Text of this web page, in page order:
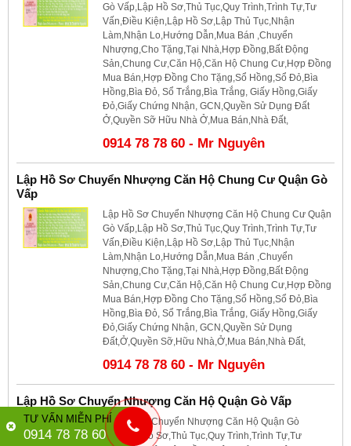
Gò Vấp,Lập Hồ Sơ,Thủ Tục,Quy Trình,Trình Tự,Tư
Vấn,Điều Kiện,Lập Hồ Sơ,Lập Thủ Tục,Nhận
Làm,Nhận Lo,Hướng Dẫn,Mua Bán ,Chuyển
Nhượng,Cho Tặng,Tại Nhà,Hợp Đồng,Bất Động
Sản,Chung Cư,Căn Hộ,Căn Hộ Chung Cư,Hợp Đồng
Mua Bán,Hợp Đồng Cho Tặng,Sổ Hồng,Sổ Đỏ,Bìa
Hồng,Bìa Đỏ, Sổ Trắng,Bìa Trắng, Giấy Hồng,Giấy
Đỏ,Giấy Chứng Nhận, GCN,Quyền Sử Dụng Đất
Ở,Quyền Sỡ Hữu Nhà Ở,Mua Bán,Nhà Đất,
0914 78 78 60 - Mr Nguyên
Lập Hồ Sơ Chuyển Nhượng Căn Hộ Chung Cư Quận Gò
Vấp
Lập Hồ Sơ Chuyển Nhượng Căn Hộ Chung Cư Quận
Gò Vấp,Lập Hồ Sơ,Thủ Tục,Quy Trình,Trình Tự,Tư
Vấn,Điều Kiện,Lập Hồ Sơ,Lập Thủ Tục,Nhận
Làm,Nhận Lo,Hướng Dẫn,Mua Bán ,Chuyển
Nhượng,Cho Tặng,Tại Nhà,Hợp Đồng,Bất Động
Sản,Chung Cư,Căn Hộ,Căn Hộ Chung Cư,Hợp Đồng
Mua Bán,Hợp Đồng Cho Tặng,Sổ Hồng,Sổ Đỏ,Bìa
Hồng,Bìa Đỏ, Sổ Trắng,Bìa Trắng, Giấy Hồng,Giấy
Đỏ,Giấy Chứng Nhận, GCN,Quyền Sử Dụng
Đất,Ở,Quyền Sỡ,Hữu Nhà,Ở,Mua Bán,Nhà Đất,
0914 78 78 60 - Mr Nguyên
Lập Hồ Sơ Chuyển Nhượng Căn Hộ Quận Gò Vấp
Lập Hồ Sơ Chuyển Nhượng Căn Hộ Quận Gò
Vấp,Lập Hồ Sơ,Thủ Tục,Quy Trình,Trình Tự,Tư
TƯ VẤN MIỄN PHÍ
0914 78 78 60